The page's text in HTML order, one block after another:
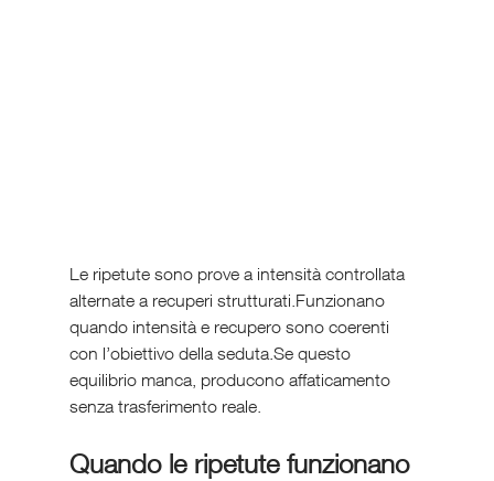
Le ripetute sono prove a intensità controllata
alternate a recuperi strutturati.Funzionano
quando intensità e recupero sono coerenti
con l’obiettivo della seduta.Se questo
equilibrio manca, producono affaticamento
senza trasferimento reale.
Quando le ripetute funzionano